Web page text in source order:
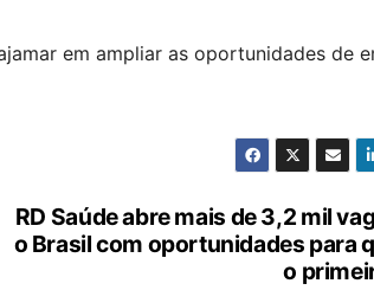
em ampliar as oportunidades de
RD Saúde abre mais de 3,2 mil
o Brasil com oportunidades para
o